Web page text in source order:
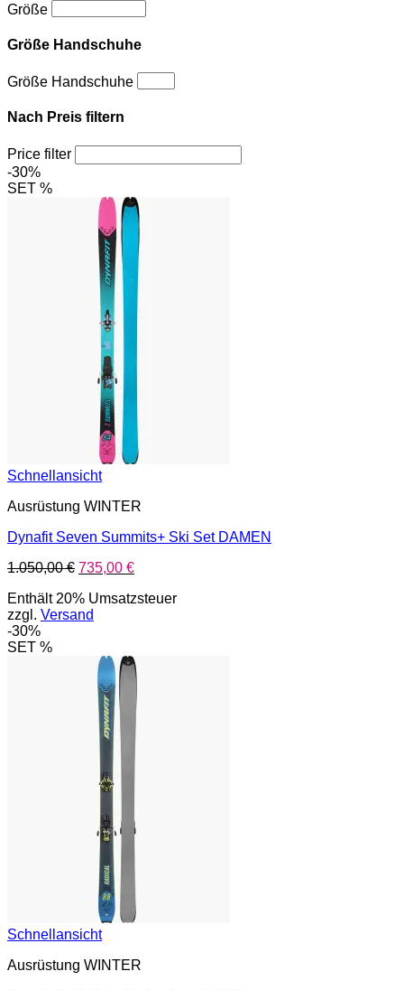
Größe
Größe Handschuhe
Größe Handschuhe
Nach Preis filtern
Price filter
-30%
SET %
Schnellansicht
Ausrüstung WINTER
Dynafit Seven Summits+ Ski Set DAMEN
1.050,00€ Ursprünglicher
war:
1.050,00 €
735,00 €Aktueller
ist:
Enthält 20% Umsatzsteuer
zzgl. Versand
-30%
SET %
Schnellansicht
Ausrüstung WINTER